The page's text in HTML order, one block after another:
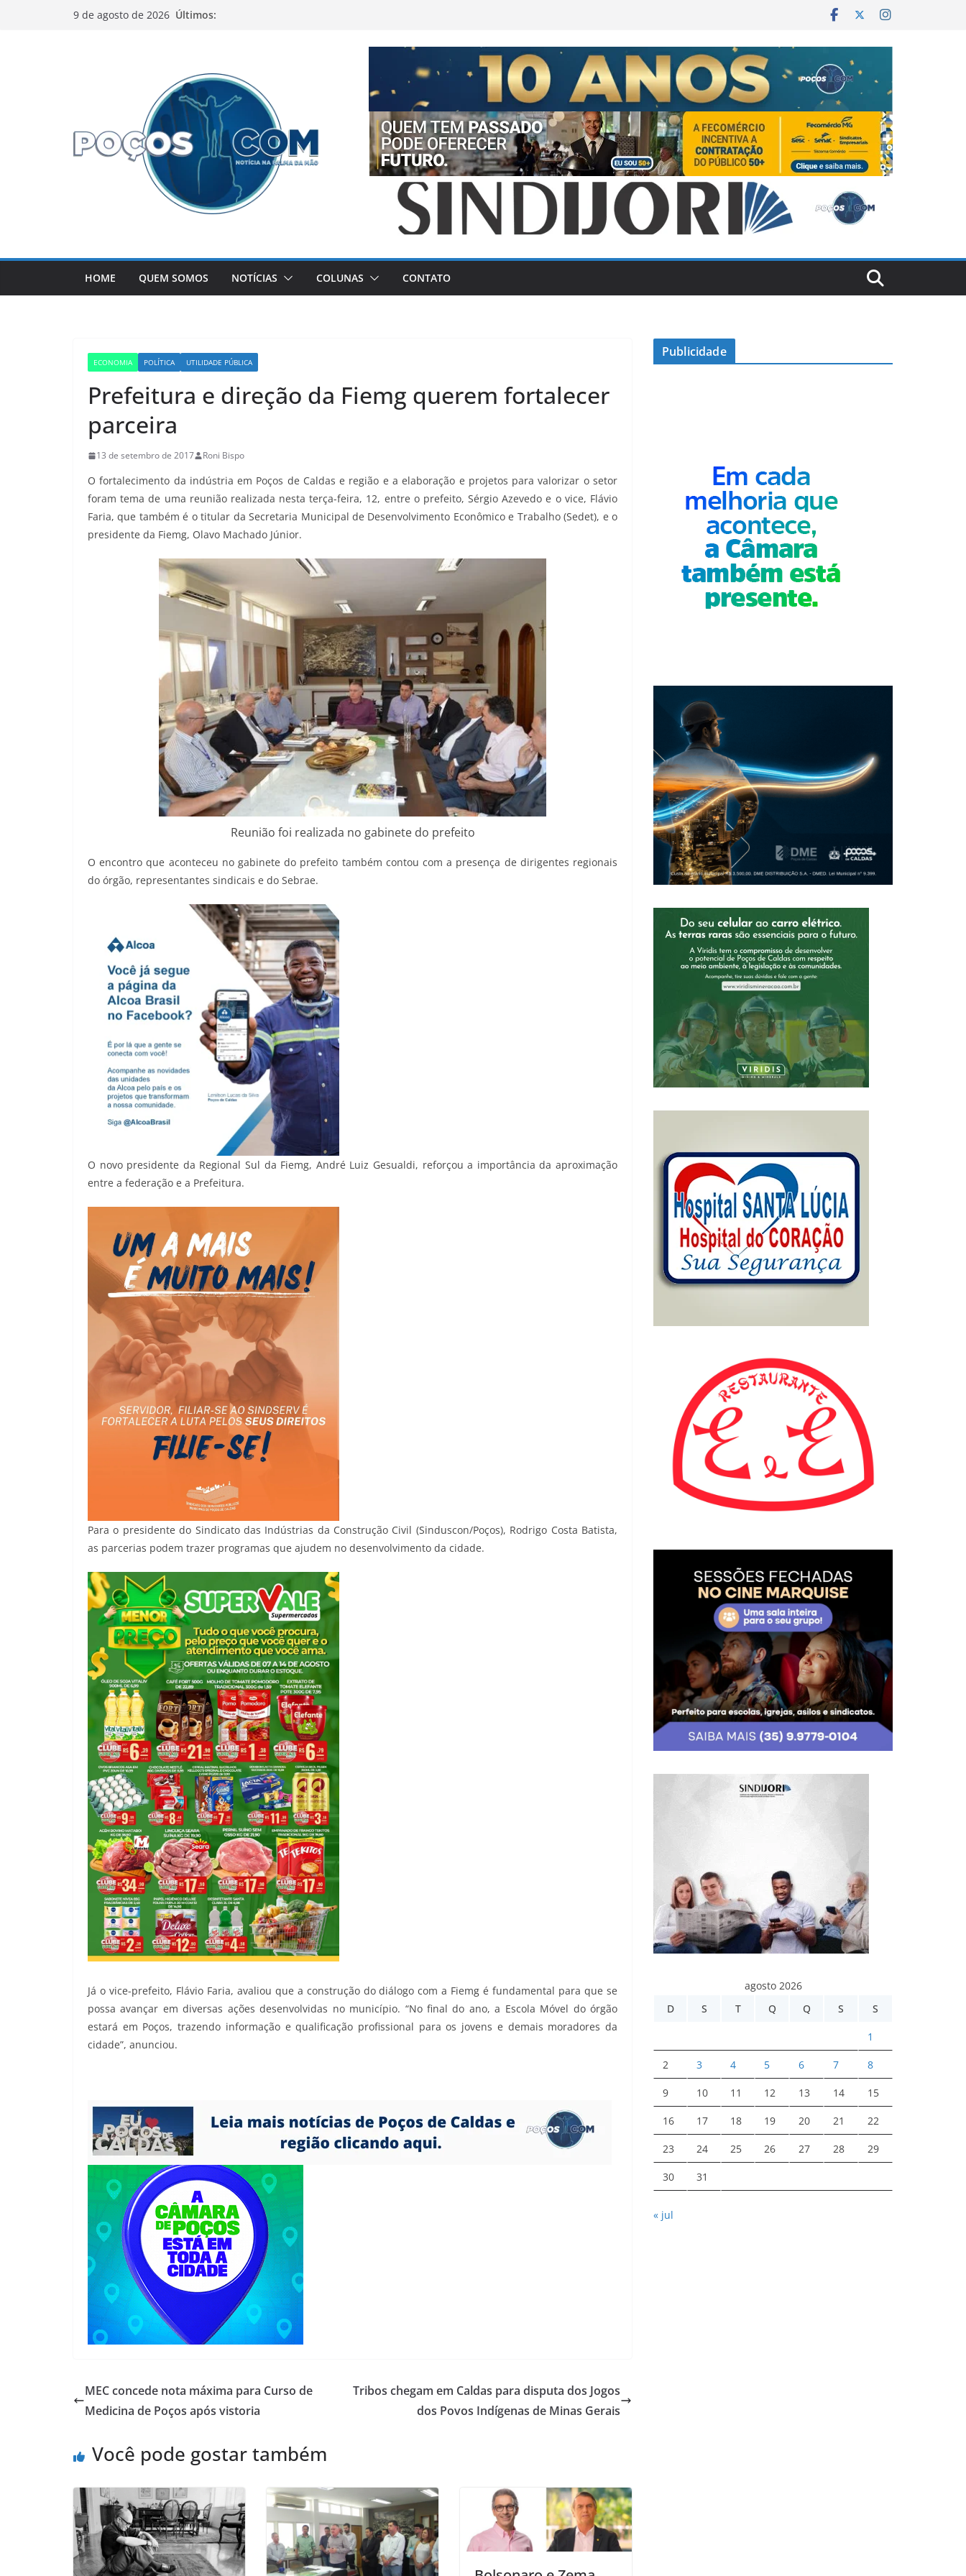
9 de agosto de 2026 Últimos:
HOME QUEM SOMOS NOTÍCIAS COLUNAS CONTATO
ECONOMIA POLÍTICA UTILIDADE PÚBLICA
Prefeitura e direção da Fiemg querem fortalecer
parceira
13 de setembro de 2017 Roni Bispo
O fortalecimento da indústria em Poços de Caldas e região e a elaboração e projetos para valorizar o setor
foram tema de uma reunião realizada nesta terça-feira, 12, entre o prefeito, Sérgio Azevedo e o vice, Flávio
Faria, que também é o titular da Secretaria Municipal de Desenvolvimento Econômico e Trabalho (Sedet), e o
presidente da Fiemg, Olavo Machado Júnior.
Reunião foi realizada no gabinete do prefeito
O encontro que aconteceu no gabinete do prefeito também contou com a presença de dirigentes regionais
do órgão, representantes sindicais e do Sebrae.
O novo presidente da Regional Sul da Fiemg, André Luiz Gesualdi, reforçou a importância da aproximação
entre a federação e a Prefeitura.
Para o presidente do Sindicato das Indústrias da Construção Civil (Sinduscon/Poços), Rodrigo Costa Batista,
as parcerias podem trazer programas que ajudem no desenvolvimento da cidade.
Já o vice-prefeito, Flávio Faria, avaliou que a construção do diálogo com a Fiemg é fundamental para que se
possa avançar em diversas ações desenvolvidas no município. “No final do ano, a Escola Móvel do órgão
estará em Poços, trazendo informação e qualificação profissional para os jovens e demais moradores da
cidade”, anunciou.
MEC concede nota máxima para Curso de
Medicina de Poços após vistoria
Tribos chegam em Caldas para disputa dos Jogos
dos Povos Indígenas de Minas Gerais
Você pode gostar também
Publicidade
agosto 2026
D
S T Q Q S S
1
2 3 4 5 6 7 8
9 10 11 12 13 14 15
16 17 18 19 20 21 22
23 24 25 26 27 28 29
30 31
« jul